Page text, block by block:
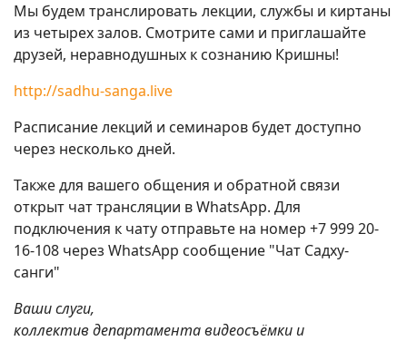
Мы будем транслировать лекции, службы и киртаны
из четырех залов. Смотрите сами и приглашайте
друзей, неравнодушных к сознанию Кришны!
http://sadhu-sanga.live
Расписание лекций и семинаров будет доступно
через несколько дней.
Также для вашего общения и обратной связи
открыт чат трансляции в WhatsApp. Для
подключения к чату отправьте на номер +7 999 20-
16-108 через WhatsApp сообщение "Чат Садху-
санги"
Ваши слуги,
коллектив департамента видеосъёмки и